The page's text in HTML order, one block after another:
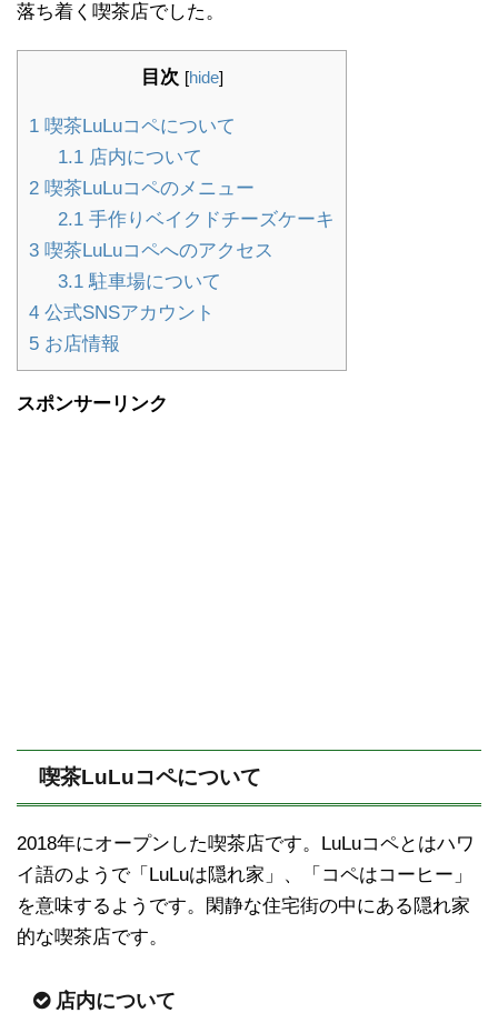
落ち着く喫茶店でした。
目次 [hide]
1 喫茶LuLuコペについて
1.1店内について
2 喫茶LuLuコペのメニュー
2.1手作りベイクドチーズケーキ
3 喫茶LuLuコペへのアクセス
3.1駐車場について
4 公式SNSアカウント
5 お店情報
スポンサーリンク
喫茶LuLuコペについて
2018年にオープンした喫茶店です。LuLuコペとはハワ
イ語のようで「LuLuは隠れ家」、「コペはコーヒー」
を意味するようです。閑静な住宅街の中にある隠れ家
的な喫茶店です。
店内について